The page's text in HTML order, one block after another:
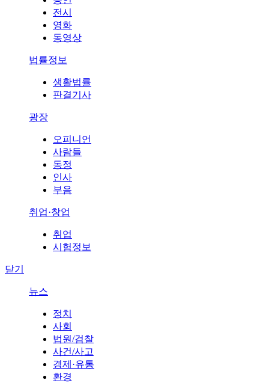
전시
영화
동영상
법률정보
생활법률
판결기사
광장
오피니언
사람들
동정
인사
부음
취업·창업
취업
시험정보
닫기
뉴스
정치
사회
법원/검찰
사건/사고
경제·유통
환경